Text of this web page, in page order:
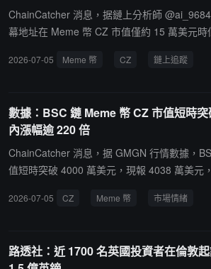
ChainCatcher 消息，据鏈上分析師
幕地址在 Meme 幣 CZ 市值僅約 15 萬美元
買入 510.8 萬枚 CZ，買入成本約為
21.1%。
2026-07-05 Meme 幣 CZ 鏈上追蹤
數據：BSC 鏈 Meme 幣 CZ 市值短時
內漲幅逾 220 倍
ChainCatcher 消息，据 GMGN 行情數據，
值短時突破 4000 萬美元，現報 4038 萬美元
值支撐，投資者需注意風險。
2026-07-05 CZ Meme 幣 市場情緒
路透社：近 1700 名英國投資者在倫敦